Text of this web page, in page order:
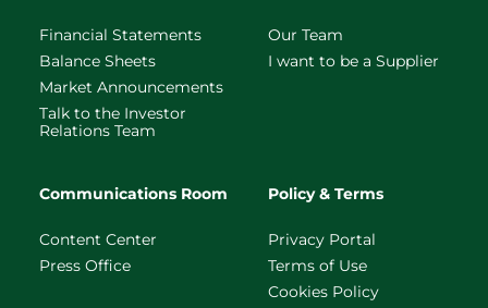
Financial Statements
Balance Sheets
Market Announcements
Talk to the Investor
Relations Team
Our Team
I want to be a Supplier
Communications Room
Content Center
Press Office
Policy & Terms
Privacy Portal
Terms of Use
Cookies Policy